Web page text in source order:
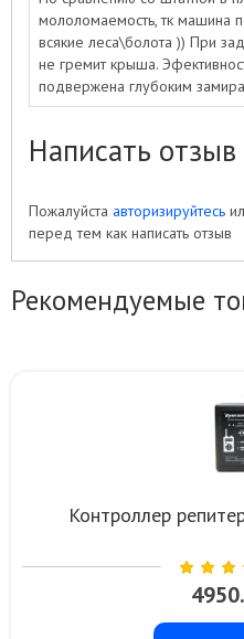
мололомаемость, тк машина
всякие леса\болота )) При
не гремит крыша.
подвержена глубоким
Написать отзыв
Пожалуйста авторизируйтесь
перед тем как написать отзыв
Рекомендуемые
Контроллер